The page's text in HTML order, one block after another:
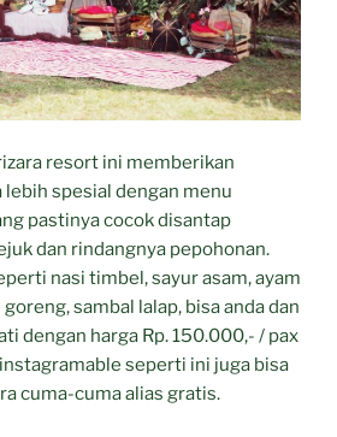
resort ini memberikan
lebih spesial dengan menu
pastinya cocok disantap
dan rindangnya pepohonan.
nasi timbel, sayur asam, ayam
sambal lalap, bisa anda dan
dengan harga Rp. 150.000,- / pax
seperti ini juga bisa
cuma-cuma alias gratis.